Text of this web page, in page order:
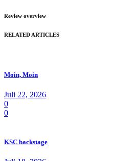
Review overview
RELATED ARTICLES
Moin, Moin
Juli 22, 2026
0
0
KSC backstage